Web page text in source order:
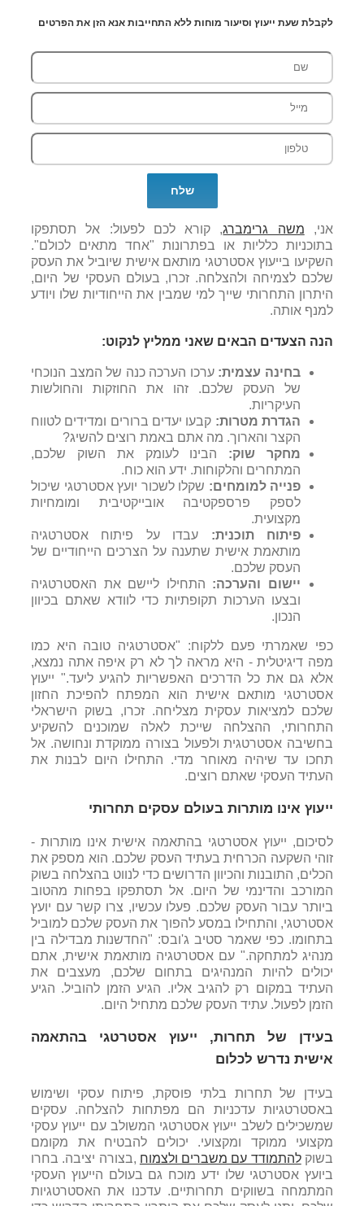
לקבלת שעת ייעוץ וסיעור מוחות ללא התחייבות אנא הזן את הפרטים
אני, משה גרימברג, קורא לכם לפעול: אל תסתפקו
בתוכניות כלליות או בפתרונות "אחד מתאים לכולם".
השקיעו בייעוץ אסטרטגי מותאם אישית שיוביל את העסק
שלכם לצמיחה ולהצלחה. זכרו, בעולם העסקי של היום,
היתרון התחרותי שייך למי שמבין את הייחודיות שלו ויודע
למנף אותה.
הנה הצעדים הבאים שאני ממליץ לנקוט:
בחינה עצמית: ערכו הערכה כנה של המצב הנוכחי
של העסק שלכם. זהו את החוזקות והחולשות
העיקריות.
הגדרת מטרות: קבעו יעדים ברורים ומדידים לטווח
הקצר והארוך. מה אתם באמת רוצים להשיג?
מחקר שוק: הבינו לעומק את השוק שלכם,
המתחרים והלקוחות. ידע הוא כוח.
פנייה למומחים: שקלו לשכור יועץ אסטרטגי שיכול
לספק פרספקטיבה אובייקטיבית ומומחיות
מקצועית.
פיתוח תוכנית: עבדו על פיתוח אסטרטגיה
מותאמת אישית שתענה על הצרכים הייחודיים של
העסק שלכם.
יישום והערכה: התחילו ליישם את האסטרטגיה
ובצעו הערכות תקופתיות כדי לוודא שאתם בכיוון
הנכון.
כפי שאמרתי פעם ללקוח: "אסטרטגיה טובה היא כמו
מפה דיגיטלית - היא מראה לך לא רק איפה אתה נמצא,
אלא גם את כל הדרכים האפשריות להגיע ליעד." ייעוץ
אסטרטגי מותאם אישית הוא המפתח להפיכת החזון
שלכם למציאות עסקית מצליחה.
זכרו, בשוק הישראלי
התחרותי, ההצלחה שייכת לאלה שמוכנים להשקיע
בחשיבה אסטרטגית ולפעול בצורה ממוקדת ונחושה. אל
תחכו עד שיהיה מאוחר מדי. התחילו היום לבנות את
העתיד העסקי שאתם רוצים.
ייעוץ אינו מותרות בעולם עסקים תחרותי
לסיכום, ייעוץ אסטרטגי בהתאמה אישית אינו מותרות -
זוהי השקעה הכרחית בעתיד העסק שלכם. הוא מספק את
הכלים, התובנות והכיוון הדרושים כדי לנווט בהצלחה בשוק
המורכב והדינמי של היום. אל תסתפקו בפחות מהטוב
ביותר עבור העסק שלכם. פעלו עכשיו, צרו קשר עם יועץ
אסטרטגי, והתחילו במסע להפוך את העסק שלכם למוביל
בתחומו. כפי שאמר סטיב ג'ובס: "החדשנות מבדילה בין
מנהיג למתחקה." עם אסטרטגיה מותאמת אישית, אתם
יכולים להיות המנהיגים בתחום שלכם, מעצבים את
העתיד במקום רק להגיב אליו. הגיע הזמן להוביל. הגיע
הזמן לפעול. עתיד העסק שלכם מתחיל היום.
בעידן של תחרות, ייעוץ אסטרטגי בהתאמה
אישית נדרש לכלום
בעידן של תחרות בלתי פוסקת, פיתוח עסקי ושימוש
באסטרטגיות עדכניות הם מפתחות להצלחה. עסקים
שמשכילים לשלב ייעוץ אסטרטגי המשולב עם ייעוץ עסקי
מקצועי ממוקד ומקצועי. יכולים להבטיח את מקומם
בשוק
, להתמודד עם משברים ולצמוח בצורה יציבה. בחרו
ביועץ אסטרטגי שלו ידע מוכח גם בעולם הייעוץ העסקי
המתמחה בשווקים תחרותיים. עדכנו את האסטרטגיות